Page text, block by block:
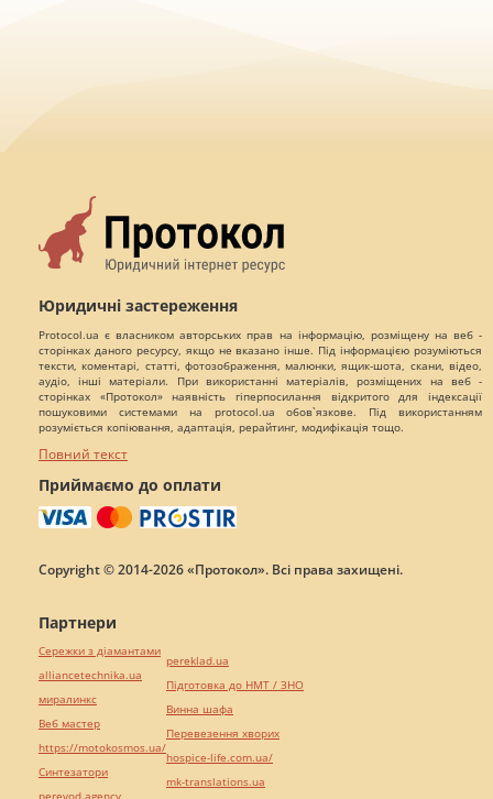
Юридичні застереження
Protocol.ua є власником авторських прав на інформацію, розміщену на веб -
сторінках даного ресурсу, якщо не вказано інше. Під інформацією розуміються
тексти, коментарі, статті, фотозображення, малюнки, ящик-шота, скани, відео,
аудіо, інші матеріали. При використанні матеріалів, розміщених на веб -
сторінках «Протокол» наявність гіперпосилання відкритого для індексації
пошуковими системами на protocol.ua обов`язкове. Під використанням
розуміється копіювання, адаптація, рерайтинг, модифікація тощо.
Повний текст
Приймаємо до оплати
Copyright © 2014-2026 «Протокол». Всі права захищені.
Партнери
Сережки з діамантами
alliancetechnika.ua
миралинкс
Веб мастер
https://motokosmos.ua/
Синтезатори
perevod.agency
pereklad.ua
Підготовка до НМТ / ЗНО
Винна шафа
Перевезення хворих
hospice-life.com.ua/
mk-translations.ua